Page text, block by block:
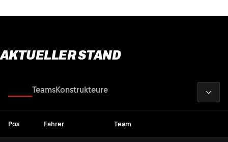
AKTUELLER STAND
TeamsKonstrukteure
Pos Fahrer Team